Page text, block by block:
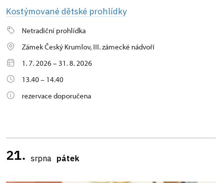
Kostýmované dětské prohlídky
Netradiční prohlídka
Zámek Český Krumlov, III. zámecké nádvoří
1. 7. 2026 – 31. 8. 2026
13.40 – 14.40
rezervace doporučena
21. srpna pátek